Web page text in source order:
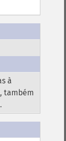
à
, também